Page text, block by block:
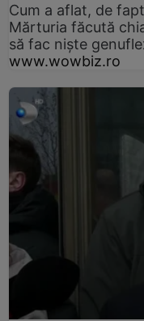
Cum a aflat, de
Mărturia făcută
să fac niște
www.wowbiz.ro